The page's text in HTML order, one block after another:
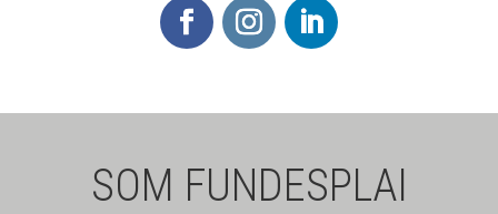
SOM FUNDESPLAI